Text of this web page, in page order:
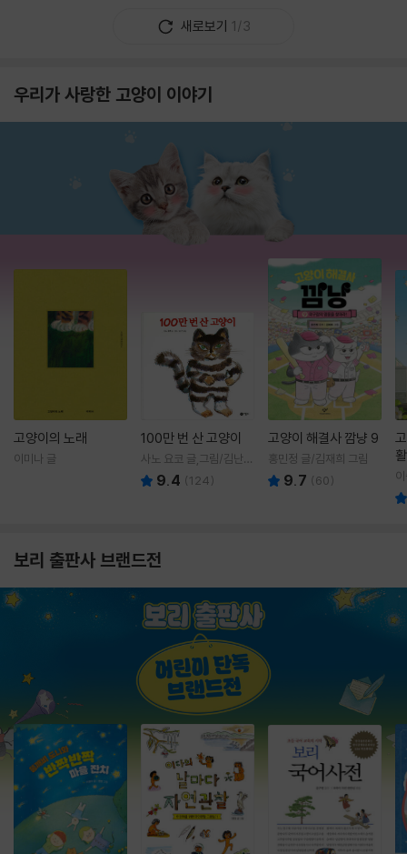
새로보기 1/3
우리가 사랑한 고양이 이야기
고양이의 노래
이미나 글
100만 번 산 고양이
사노 요코 글,그림/김난주
역 9.4 (124)
고양이 해결사 깜냥 9
홍민정 글/김재희 그림
9.7 (60)
보리 출판사 브랜드전